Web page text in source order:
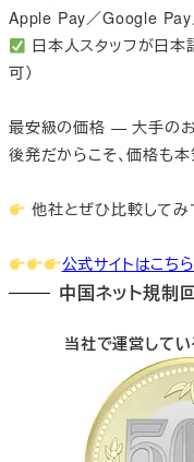
Apple Pay／Google
日本人スタッフが日本
可）
最安級の価格 — 大手のお
後発だからこそ、価格も本
他社とぜひ比較してみ
公式サイトはこち
中国ネット規制
当社で運営してい